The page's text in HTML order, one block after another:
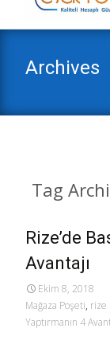
Archives
Tag
Rize’de
Avantajı
Ekim 8, 2018
Mağaza Poşeti, rize
Yaptırmanın 4